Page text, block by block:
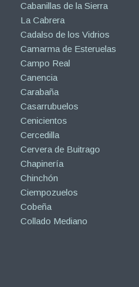
Cabanillas de la Sierra
La Cabrera
Cadalso de los Vidrios
Camarma de Esteruelas
Campo Real
Canencia
Carabaña
Casarrubuelos
Cenicientos
Cercedilla
Cervera de Buitrago
Chapinería
Chinchón
Ciempozuelos
Cobeña
Collado Mediano